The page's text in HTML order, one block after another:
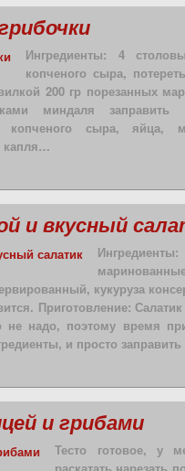
Ингредиенты: 4
копченого сыра,
200 гр порезанных
миндаля
копченого сыра, яйца,
капля…
и вкусный
кукуруза
Приготовление:
не надо, поэтому время
и просто
и грибами
Тесто готовое, у